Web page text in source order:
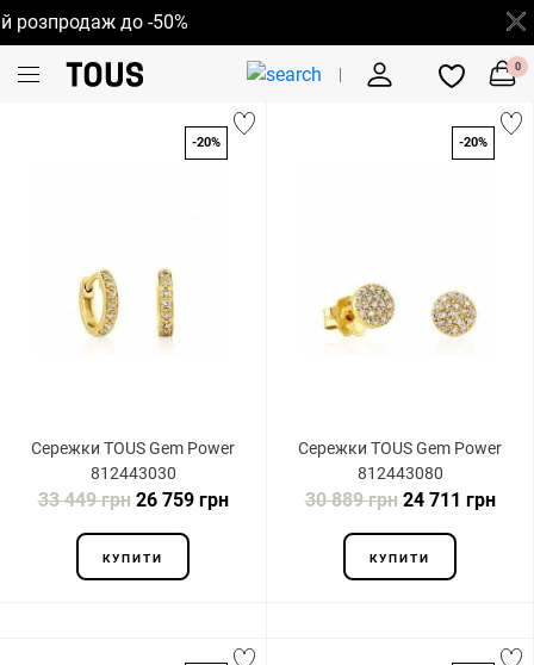
до -50%
0
-20%
Сережки TOUS Gem Power
812443030
33 449 грн26 759 грн
КУПИТИ
-20%
Сережки TOUS Gem Power
812443080
30 889 грн24 711 грн
КУПИТИ